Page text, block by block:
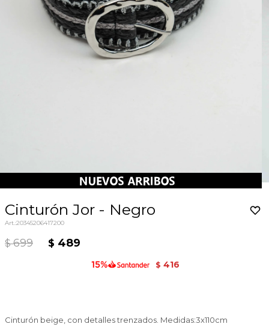
Cinturón Jor - Negro
20345206417200
$ 699 $ 489
$ 416
Cinturón beige, con detalles trenzados. Medidas:3x110cm